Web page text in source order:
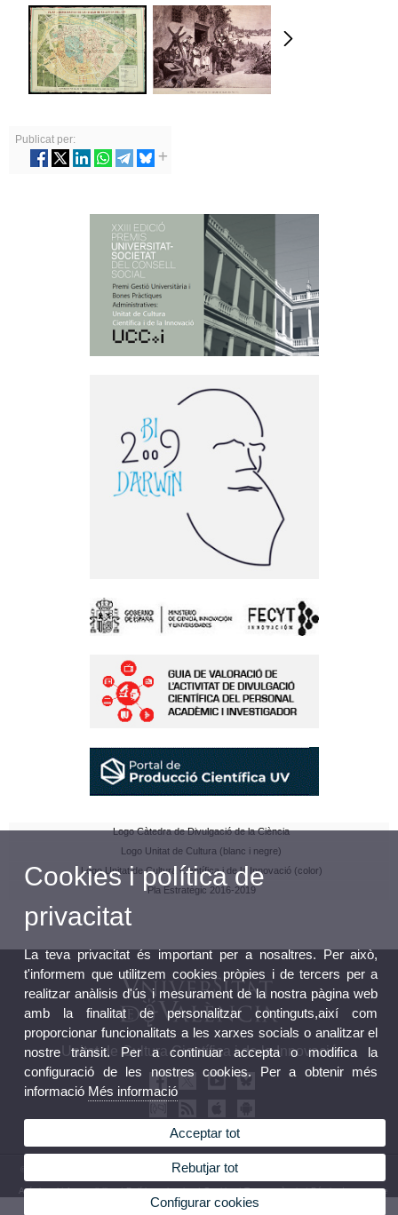
Publicat per:
Logo Càtedra de Divulgació de la Ciència
Logo Unitat de Cultura (blanc i negre)
Logo Unitat de Cultura Científica i de la Innovació (color)
Pla Estratègic 2016-2019
Unitat de Cultura Científica i de la Innovació
© 2026 UV. - Avda Blasco Ibañez, 13. 46010 València. Espanya.Tel.: (+34) 96 339 50 00
Avís legal|Accessibilitat|Política privacitat|Cookies|Transparència|Bústia de contacte
Cookies i política de
privacitat
La teva privacitat és important per a nosaltres. Per això,
t'informem que utilitzem cookies pròpies i de tercers per a
realitzar anàlisis d'ús i mesurament de la nostra pàgina web
amb la finalitat de personalitzar continguts,així com
proporcionar funcionalitats a les xarxes socials o analitzar el
nostre trànsit. Per a continuar accepta o modifica la
configuració de les nostres cookies. Per a obtenir més
informació Més informació
Acceptar tot
Rebutjar tot
Configurar cookies